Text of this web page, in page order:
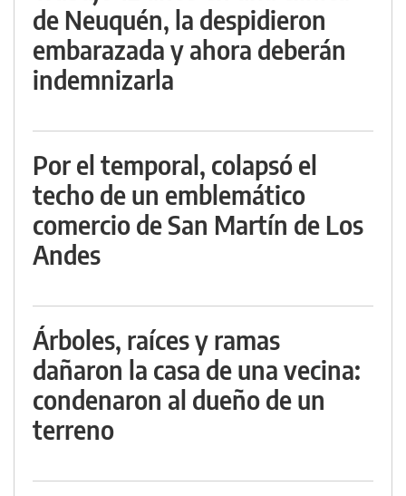
de Neuquén, la despidieron
embarazada y ahora deberán
indemnizarla
Por el temporal, colapsó el
techo de un emblemático
comercio de San Martín de Los
Andes
Árboles, raíces y ramas
dañaron la casa de una vecina:
condenaron al dueño de un
terreno